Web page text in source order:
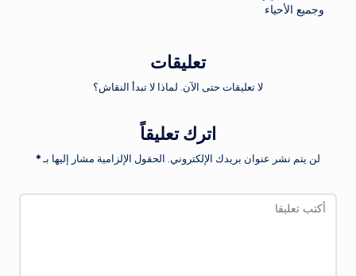
وجميع الأحياء
تعليقات
لا تعليقات حتى الآن. لماذا لا تبدأ النقاش؟
اترك تعليقاً
لن يتم نشر عنوان بريدك الإلكتروني. الحقول الإلزامية مشار إليها بـ*